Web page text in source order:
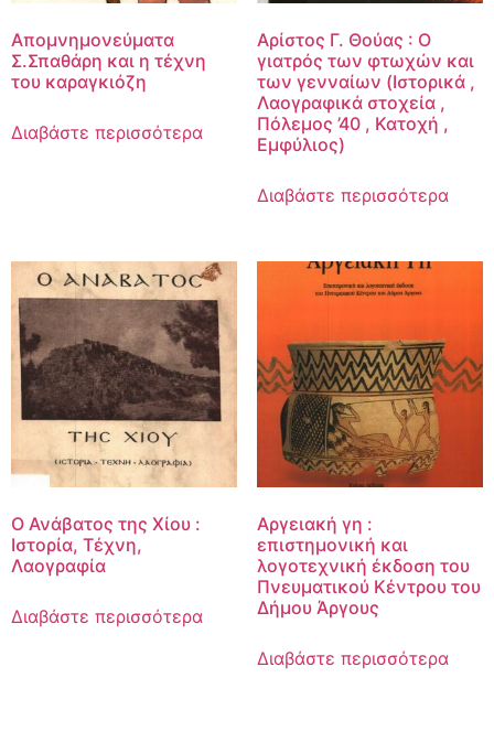
Απομνημονεύματα
Σ.Σπαθάρη και η τέχνη
του καραγκιόζη
Διαβάστε περισσότερα
Αρίστος Γ. Θούας : Ο
γιατρός των φτωχών και
των γενναίων (Ιστορικά ,
Λαογραφικά στοχεία ,
Πόλεμος ’40 , Κατοχή ,
Εμφύλιος)
Διαβάστε περισσότερα
Ο Ανάβατος της Χίου :
Ιστορία, Τέχνη,
Λαογραφία
Διαβάστε περισσότερα
Αργειακή γη :
επιστημονική και
λογοτεχνική έκδοση του
Πνευματικού Κέντρου του
Δήμου Άργους
Διαβάστε περισσότερα